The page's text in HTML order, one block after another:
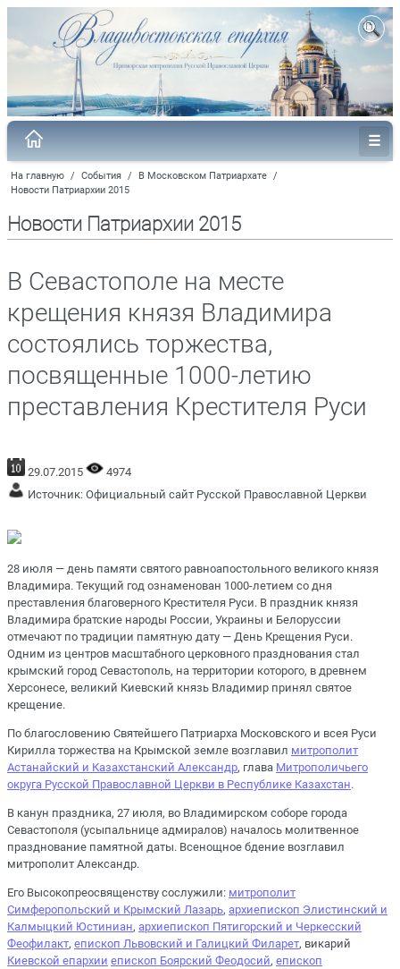
На главную / События / В Московском Патриархате /
Новости Патриархии 2015
Новости Патриархии 2015
В Севастополе на месте
крещения князя Владимира
состоялись торжества,
посвященные 1000-летию
преставления Крестителя Руси
29.07.2015
4974
Источник: Официальный сайт Русской Православной Церкви
28 июля — день памяти святого равноапостольного великого князя
Владимира. Текущий год ознаменован 1000-летием со дня
преставления благоверного Крестителя Руси. В праздник князя
Владимира братские народы России, Украины и Белоруссии
отмечают по традиции памятную дату — День Крещения Руси.
Одним из центров масштабного церковного празднования стал
крымский город Севастополь, на территории которого, в древнем
Херсонесе, великий Киевский князь Владимир принял святое
крещение.
По благословению Святейшего Патриарха Московского и всея Руси
Кирилла торжества на Крымской земле возглавил митрополит
Астанайский и Казахстанский Александр, глава Митрополичьего
округа Русской Православной Церкви в Республике Казахстан.
В канун праздника, 27 июля, во Владимирском соборе города
Севастополя (усыпальнице адмиралов) началось молитвенное
празднование памятной даты. Всенощное бдение возглавил
митрополит Александр.
Его Высокопреосвященству сослужили: митрополит
Симферопольский и Крымский Лазарь, архиепископ Элистинский и
Калмыцкий Юстиниан, архиепископ Пятигорский и Черкесский
Феофилакт, епископ Львовский и Галицкий Филарет, викарий
Киевской епархии епископ Боярский Феодосий, епископ